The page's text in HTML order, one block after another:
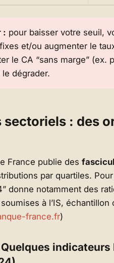
: pour baisser votre seuil,
et/ou augmenter le
le CA “sans marge” (ex.
dégrader.
sectoriels : des
France publie des
par quartiles.
donne notamment des
à l’IS,
france.fr)
Quelques